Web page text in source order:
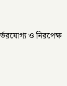
ও নিরপেক্ষ